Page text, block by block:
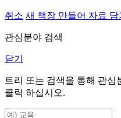
취소 새 책장 만들어 자료 담
관심분야 검색
닫기
트리 또는 검색을 통해 관심
클릭 하십시오.